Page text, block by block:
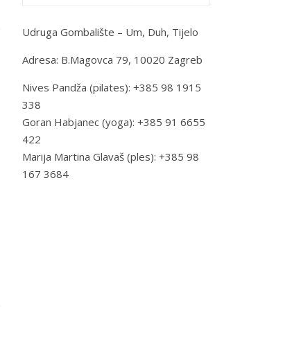
Udruga Gombalište – Um, Duh, Tijelo
Adresa: B.Magovca 79, 10020 Zagreb
Nives Pandža (pilates): +385 98 1915
338
Goran Habjanec (yoga): +385 91 6655
422
Marija Martina Glavaš (ples): +385 98
167 3684